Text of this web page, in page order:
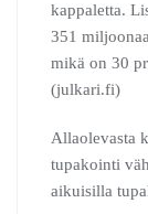
kappaletta.
351
mikä on 30
(julkari.fi)
Allaolevasta
tupakointi
aikuisilla